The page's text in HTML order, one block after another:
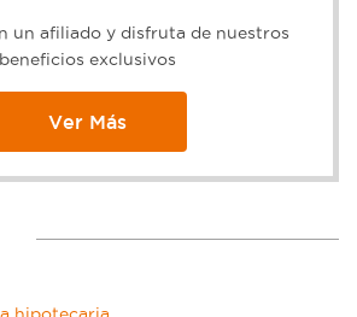
un afiliado y disfruta de nuestros
beneficios exclusivos
Ver Más